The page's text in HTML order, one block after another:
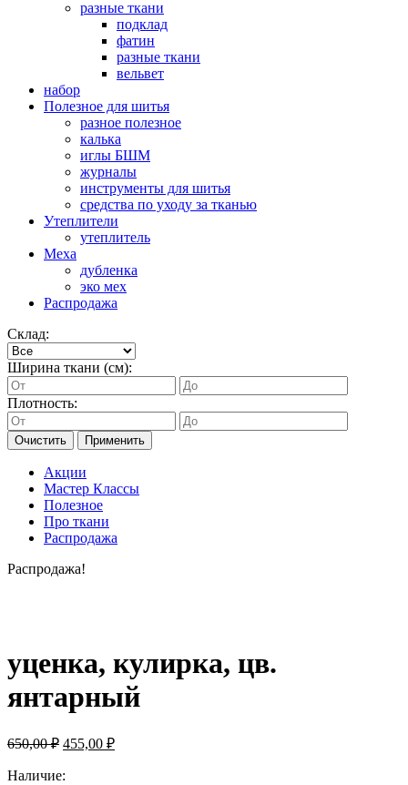
разные ткани
подклад
фатин
разные ткани
вельвет
набор
Полезное для шитья
разное полезное
калька
иглы БШМ
журналы
инструменты для шитья
средства по уходу за тканью
Утеплители
утеплитель
Меха
дубленка
эко мех
Распродажа
Склад:
Ширина ткани (см):
Плотность:
Очистить Применить
Акции
Мастер Классы
Полезное
Про ткани
Распродажа
Распродажа!
уценка, кулирка, цв.
янтарный
650,00₽ Первоначальная
составляла
455,00 ₽Текущая
Наличие: